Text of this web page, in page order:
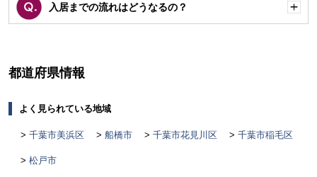
入居までの流れはどうなるの？
く
都道府県情報
よく見られている地域
千葉市美浜区 船橋市 千葉市花見川区 千葉市稲毛区
松戸市